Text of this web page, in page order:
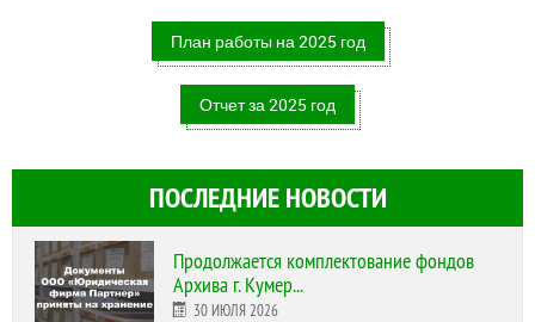
План работы на 2025 год
Отчет за 2025 год
ПОСЛЕДНИЕ НОВОСТИ
Продолжается комплектование фондов
Архива г. Кумер...
30 ИЮЛЯ 2026